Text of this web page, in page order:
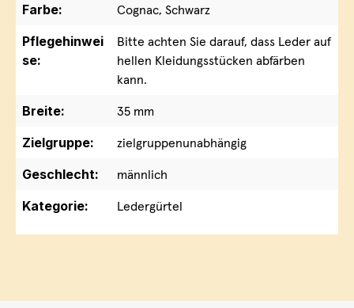
Farbe:
Cognac, Schwarz
Pflegehinwei
se:
Bitte achten Sie darauf, dass Leder auf
hellen Kleidungsstücken abfärben
kann.
Breite:
35 mm
Zielgruppe:
zielgruppenunabhängig
Geschlecht:
männlich
Kategorie:
Ledergürtel